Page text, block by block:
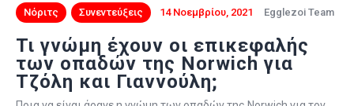
Νόριτς Συνεντεύξεις 14 Νοεμβρίου, 2021 Egglezoi Team
Τι γνώμη έχουν οι επικεφαλής
των οπαδών της Norwich για
Τζόλη και Γιαννούλη;